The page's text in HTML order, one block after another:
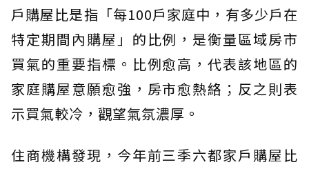
戶購屋比是指「每100戶家庭中，有多少戶在
特定期間內購屋」的比例，是衡量區域房市
買氣的重要指標。比例愈高，代表該地區的
家庭購屋意願愈強，房市愈熱絡；反之則表
示買氣較冷，觀望氣氛濃厚。
住商機構發現，今年前三季六都家戶購屋比